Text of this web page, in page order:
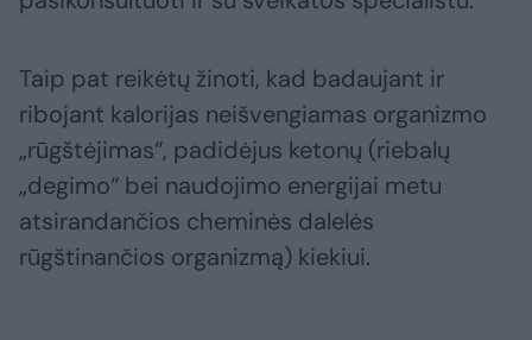
Taip pat reikėtų žinoti, kad badaujant ir
ribojant kalorijas neišvengiamas organizmo
„rūgštėjimas“, padidėjus ketonų (riebalų
„degimo“ bei naudojimo energijai metu
atsirandančios cheminės dalelės
rūgštinančios organizmą) kiekiui.